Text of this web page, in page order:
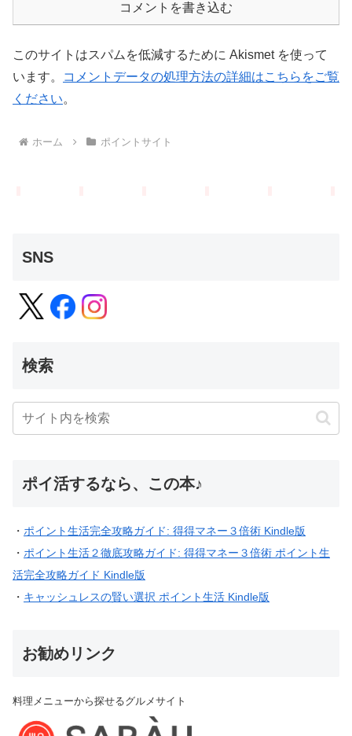
コメントを書き込む
このサイトはスパムを低減するために Akismet を使って
います。
コメントデータの処理方法の詳細はこちらをご覧
ください。
ホーム ポイントサイト
SNS
検索
ポイ活するなら、この本♪
・ ポイント生活完全攻略ガイド: 得得マネー３倍術 Kindle版
・ ポイント生活２徹底攻略ガイド: 得得マネー３倍術 ポイント生
活完全攻略ガイド Kindle版
・ キャッシュレスの賢い選択 ポイント生活 Kindle版
お勧めリンク
料理メニューから探せるグルメサイト